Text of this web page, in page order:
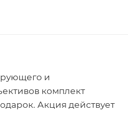
и
комплект
Акция действует